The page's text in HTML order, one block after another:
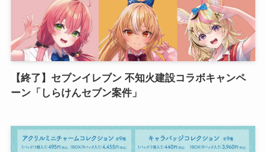
【終了】セブンイレブン 不知火建設コラボキャンペ
ーン「しらけんセブン案件」